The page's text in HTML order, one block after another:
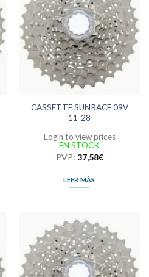
CASSETTE SUNRACE 09V
11-28
Login to view prices
EN STOCK
PVP: 37,58€
LEER MÁS